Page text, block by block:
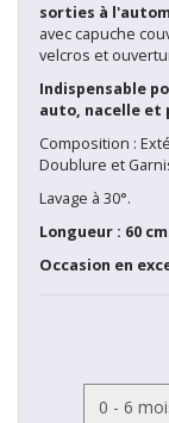
sorties à
avec capuche
velcros et
Indispensable
auto, nacelle et
Composition :
Doublure et
Lavage à 30°.
Longueur : 60 cm
Occasion en